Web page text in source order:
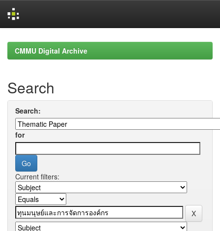
navigationCMMU Digital Archive
Search
Search:
for
Current filters: